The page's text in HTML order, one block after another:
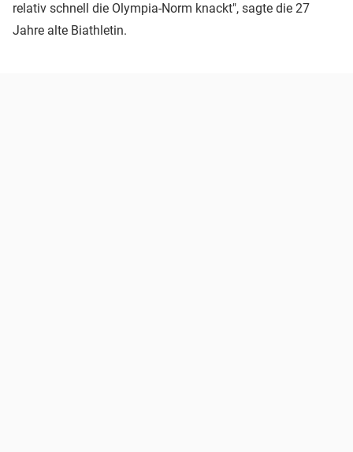
relativ schnell die Olympia-Norm knackt", sagte die 27
Jahre alte Biathletin.